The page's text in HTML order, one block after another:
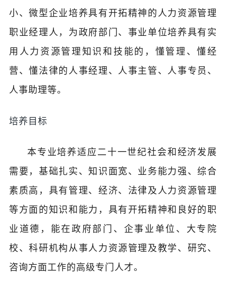
小、微型企业培养具有开拓精神的人力资源管理
职业经理人，为政府部门、事业单位培养具有实
用人力资源管理知识和技能的，懂管理、懂经
营、懂法律的人事经理、人事主管、人事专员、
人事助理等。
培养目标
本专业培养适应二十一世纪社会和经济发展
需要，基础扎实、知识面宽、业务能力强、综合
素质高，具有管理、经济、法律及人力资源管理
等方面的知识和能力，具有开拓精神和良好的职
业道德，能在政府部门、企事业单位、大专院
校、科研机构从事人力资源管理及教学、研究、
咨询方面工作的高级专门人才。